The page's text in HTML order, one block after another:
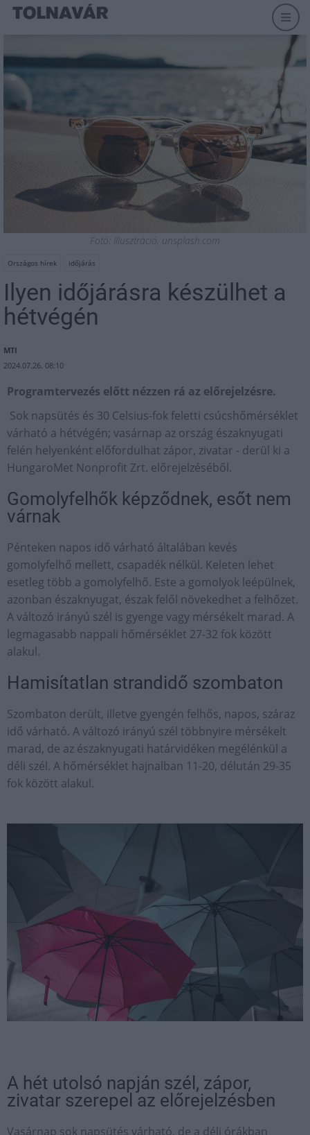
Fotó: Illusztráció, unsplash.com
Országos hírek időjárás
Ilyen időjárásra készülhet a
hétvégén
MTI
2024.07.26. 08:10
Programtervezés előtt nézzen rá az előrejelzésre.
Sok napsütés és 30 Celsius-fok feletti csúcshőmérséklet
várható a hétvégén; vasárnap az ország északnyugati
felén helyenként előfordulhat zápor, zivatar - derül ki a
HungaroMet Nonprofit Zrt. előrejelzéséből.
Gomolyfelhők képződnek, esőt nem
várnak
Pénteken napos idő várható általában kevés
gomolyfelhő mellett, csapadék nélkül. Keleten lehet
esetleg több a gomolyfelhő. Este a gomolyok leépülnek,
azonban északnyugat, észak felől növekedhet a felhőzet.
A változó irányú szél is gyenge vagy mérsékelt marad. A
legmagasabb nappali hőmérséklet 27-32 fok között
alakul.
Hamisítatlan strandidő szombaton
Szombaton derült, illetve gyengén felhős, napos, száraz
idő várható. A változó irányú szél többnyire mérsékelt
marad, de az északnyugati határvidéken megélénkül a
déli szél. A hőmérséklet hajnalban 11-20, délután 29-35
fok között alakul.
A hét utolsó napján szél, zápor,
zivatar szerepel az előrejelzésben
Vasárnap sok napsütés várható, de a déli órákban